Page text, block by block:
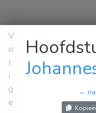
V
o
r
i
g
e
←